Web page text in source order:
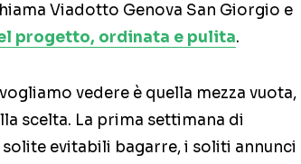
Viadotto Genova San Giorgio e
progetto, ordinata e pulita.
vedere è quella mezza vuota,
scelta. La prima settimana di
evitabili bagarre, i soliti annunci